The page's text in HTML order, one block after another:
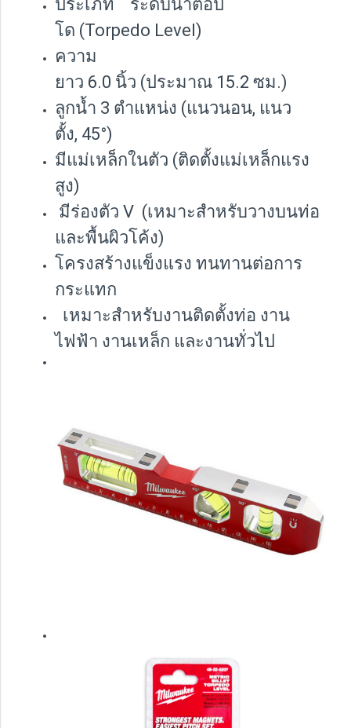
ประเภท ระดับน้ำตอปิ
โด (Torpedo Level)
ความ
ยาว 6.0 นิ้ว (ประมาณ 15.2 ซม.)
ลูกน้ำ 3 ตำแหน่ง (แนวนอน, แนว
ตั้ง, 45°)
มีแม่เหล็กในตัว (ติดตั้งแม่เหล็กแรง
สูง)
มีร่องตัว V (เหมาะสำหรับวางบนท่อ
และพื้นผิวโค้ง)
โครงสร้างแข็งแรง ทนทานต่อการ
กระแทก
เหมาะสำหรับงานติดตั้งท่อ งาน
ไฟฟ้า งานเหล็ก และงานทั่วไป